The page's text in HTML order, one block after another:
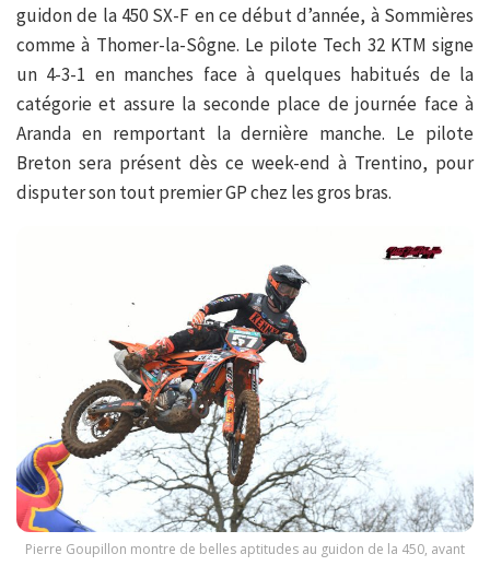
guidon de la 450 SX-F en ce début d’année, à Sommières
comme à Thomer-la-Sôgne. Le pilote Tech 32 KTM signe
un 4-3-1 en manches face à quelques habitués de la
catégorie et assure la seconde place de journée face à
Aranda en remportant la dernière manche. Le pilote
Breton sera présent dès ce week-end à Trentino, pour
disputer son tout premier GP chez les gros bras.
Pierre Goupillon montre de belles aptitudes au guidon de la 450, avant